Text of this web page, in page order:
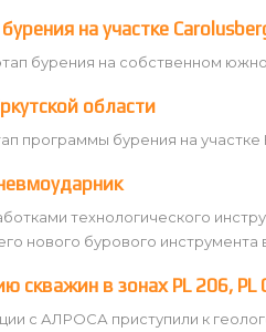
на участке
бурения на собственном
области
программы бурения на
технологического
нового бурового инструмента
скважин в зонах PL 206, PL
с АЛРОСА приступили к